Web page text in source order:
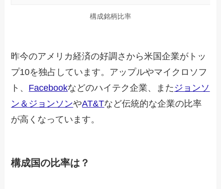
構成銘柄比率
昨今のアメリカ経済の好調さから米国企業がトッ
プ10を独占しています。アップルやマイクロソフ
ト、 Facebookなどのハイテク企業、また ジョンソ
ン＆ジョンソンやAT&Tなど伝統的な企業の比率
が高くなっています。
構成国の比率は？